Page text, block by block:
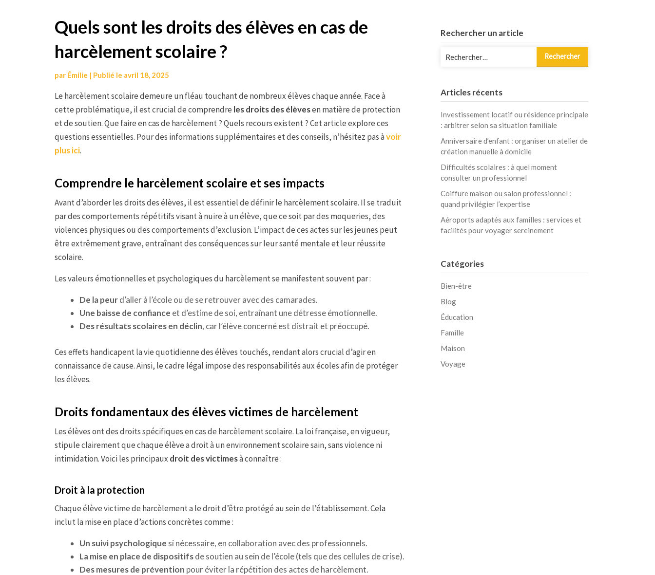
Quels sont les droits des élèves en cas de
harcèlement scolaire ?
par Émilie | Publié le avril 18, 2025
Le harcèlement scolaire demeure un fléau touchant de nombreux élèves chaque année. Face à
cette problématique, il est crucial de comprendre les droits des élèvesen matière de protection
et de soutien. Que faire en cas de harcèlement ? Quels recours existent ? Cet article explore ces
questions essentielles. Pour des informations supplémentaires et des conseils, n’hésitez pas àvoir
plus ici.
Comprendre le harcèlement scolaire et ses impacts
Avant d’aborder les droits des élèves, il est essentiel de définir le harcèlement scolaire. Il se traduit
par des comportements répétitifs visant à nuire à un élève, que ce soit par des moqueries, des
violences physiques ou des comportements d’exclusion. L’impact de ces actes sur les jeunes peut
être extrêmement grave, entraînant des conséquences sur leur santé mentale et leur réussite
scolaire.
Les valeurs émotionnelles et psychologiques du harcèlement se manifestent souvent par :
De la peurd’aller à l’école ou de se retrouver avec des camarades.
Une baisse de confiance et d’estime de soi, entraînant une détresse émotionnelle.
Des résultats scolaires en déclin, car l’élève concerné est distrait et préoccupé.
Ces effets handicapent la vie quotidienne des élèves touchés, rendant alors crucial d’agir en
connaissance de cause. Ainsi, le cadre légal impose des responsabilités aux écoles afin de protéger
les élèves.
Droits fondamentaux des élèves victimes de harcèlement
Les élèves ont des droits spécifiques en cas de harcèlement scolaire. La loi française, en vigueur,
stipule clairement que chaque élève a droit à un environnement scolaire sain, sans violence ni
intimidation. Voici les principaux droit des victimesà connaître :
Droit à la protection
Chaque élève victime de harcèlement a le droit d’être protégé au sein de l’établissement. Cela
inclut la mise en place d’actions concrètes comme :
Un suivi psychologique si nécessaire, en collaboration avec des professionnels.
La mise en place de dispositifsde soutien au sein de l’école (tels que des cellules de crise).
Des mesures de prévention pour éviter la répétition des actes de harcèlement.
Rechercher un article
Articles récents
Investissement locatif ou résidence principale
: arbitrer selon sa situation familiale
Anniversaire d’enfant : organiser un atelier de
création manuelle à domicile
Difficultés scolaires : à quel moment
consulter un professionnel
Coiffure maison ou salon professionnel :
quand privilégier l’expertise
Aéroports adaptés aux familles : services et
facilités pour voyager sereinement
Catégories
Bien-être
Blog
Éducation
Famille
Maison
Voyage